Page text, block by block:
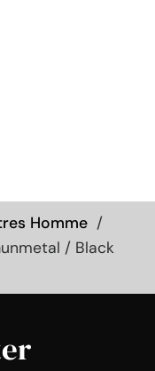
Homme
/ Black